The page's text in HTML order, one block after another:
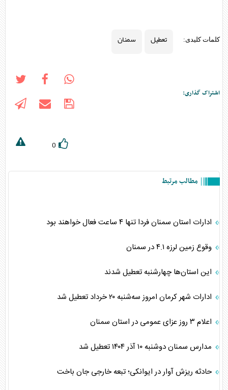
کلمات کلیدی: تعطیل سمنان
اشتراک گذاری:
0
مطالب مرتبط
ادارات استان سمنان فردا تنها ۴ ساعت فعال خواهند بود
وقوع زمین لرزه ۴.۱ در سمنان
این استان‌ها چهارشنبه تعطیل شدند
ادارات شهر کرمان امروز سه‌شنبه ۲۰ خرداد تعطیل شد
اعلام ۳ روز عزای عمومی در استان سمنان
مدارس سمنان دوشنبه ۱۰ آذر ۱۴۰۴ تعطیل شد
حادثه ریزش آوار در ایوانکی؛ تبعه خارجی جان باخت